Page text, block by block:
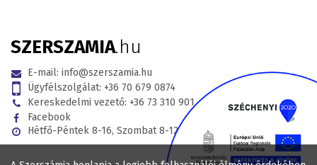
SZERSZAMIA.hu
E-mail: info@szerszamia.hu
Ügyfélszolgálat: +36 70 679 0874
Kereskedelmi vezető: +36 73 310 901
Facebook
Hétfő-Péntek 8-16, Szombat 8-12